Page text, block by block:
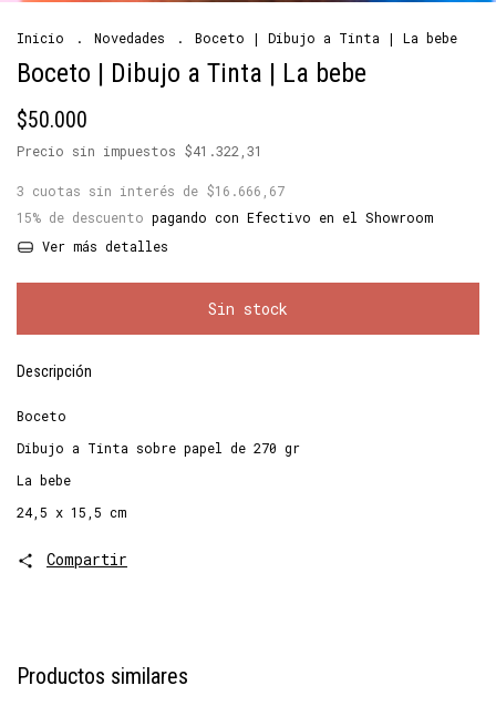
Inicio . Novedades . Boceto | Dibujo a Tinta | La bebe
Boceto | Dibujo a Tinta | La bebe
$50.000
Precio sin impuestos $41.322,31
3 cuotas sin interés de $16.666,67
15% de descuento pagando con Efectivo en el Showroom
Ver más detalles
Descripción
Boceto
Dibujo a Tinta sobre papel de 270 gr
La bebe
24,5 x 15,5 cm
Compartir
Productos similares